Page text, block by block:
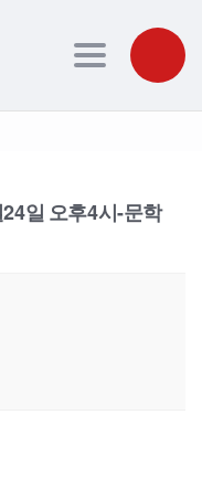
Toggle
일 오후4시-문학